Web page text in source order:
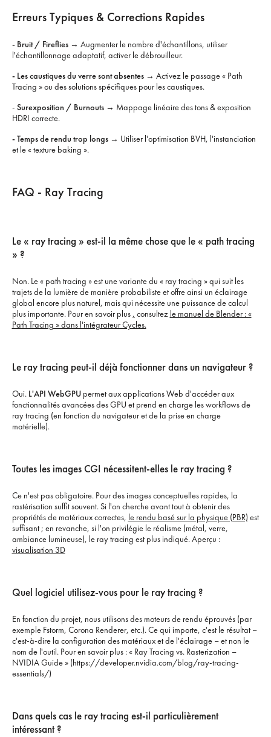
Erreurs Typiques & Corrections Rapides
- Bruit / Fireflies→ Augmenter le nombre d'échantillons, utiliser
l'échantillonnage adaptatif, activer le débrouilleur.
- Les caustiques du verre sont absentes→ Activez le passage « Path
Tracing » ou des solutions spécifiques pour les caustiques.
- Surexposition / Burnouts→ Mappage linéaire des tons & exposition
HDRI correcte.
- Temps de rendu trop longs→ Utiliser l'optimisation BVH, l'instanciation
et le « texture baking ».
FAQ - Ray Tracing
Le « ray tracing » est-il la même chose que le « path tracing
» ?
Non. Le « path tracing » est une variante du « ray tracing » qui suit les
trajets de la lumière de manière probabiliste et offre ainsi un éclairage
global encore plus naturel, mais qui nécessite une puissance de calcul
plus importante. Pour en savoir plus , consultez le manuel de Blender : «
Path Tracing » dans l'intégrateur Cycles.
Le ray tracing peut-il déjà fonctionner dans un navigateur ?
Oui. L'API WebGPUpermet aux applications Web d'accéder aux
fonctionnalités avancées des GPU et prend en charge les workflows de
ray tracing (en fonction du navigateur et de la prise en charge
matérielle).
Toutes les images CGI nécessitent-elles le ray tracing ?
Ce n'est pas obligatoire. Pour des images conceptuelles rapides, la
rastérisation suffit souvent. Si l'on cherche avant tout à obtenir des
propriétés de matériaux correctes, le rendu basé sur la physique (PBR) est
suffisant ; en revanche, si l'on privilégie le réalisme (métal, verre,
ambiance lumineuse), le ray tracing est plus indiqué. Aperçu :
visualisation 3D
Quel logiciel utilisez-vous pour le ray tracing ?
En fonction du projet, nous utilisons des moteurs de rendu éprouvés (par
exemple Fstorm, Corona Renderer, etc.). Ce qui importe, c'est le résultat –
c'est-à-dire la configuration des matériaux et de l'éclairage – et non le
nom de l'outil. Pour en savoir plus : « Ray Tracing vs. Rasterization –
NVIDIA Guide » (https://developer.nvidia.com/blog/ray-tracing-
essentials/)
Dans quels cas le ray tracing est-il particulièrement
intéressant ?